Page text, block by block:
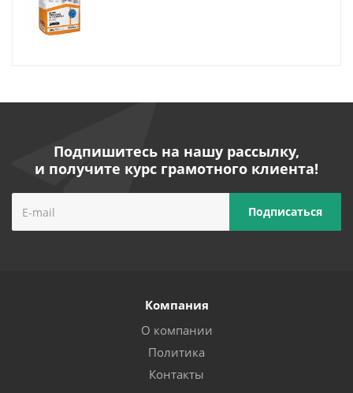
Подпишитесь на нашу рассылку,
и получите курс грамотного клиента!
Компания
О компании
Политика
Контакты